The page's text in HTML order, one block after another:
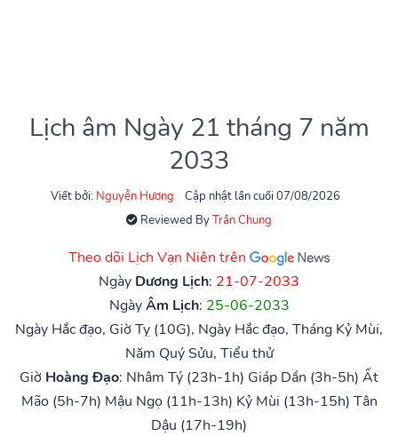
Lịch âm Ngày 21 tháng 7 năm
2033
Viết bởi: Nguyễn Hương
Cập nhật lần cuối 07/08/2026
Reviewed ByTrần Chung
Theo dõi Lịch Vạn Niên trên
Ngày Dương Lịch: 21-07-2033
NgàyÂm Lịch: 25-06-2033
Ngày Hắc đạo, Giờ Tỵ (10G), Ngày Hắc đạo, Tháng Kỷ Mùi,
Năm Quý Sửu, Tiểu thử
Giờ Hoàng Đạo: Nhâm Tý (23h-1h) Giáp Dần (3h-5h) Ất
Mão (5h-7h) Mậu Ngọ (11h-13h) Kỷ Mùi (13h-15h) Tân
Dậu (17h-19h)